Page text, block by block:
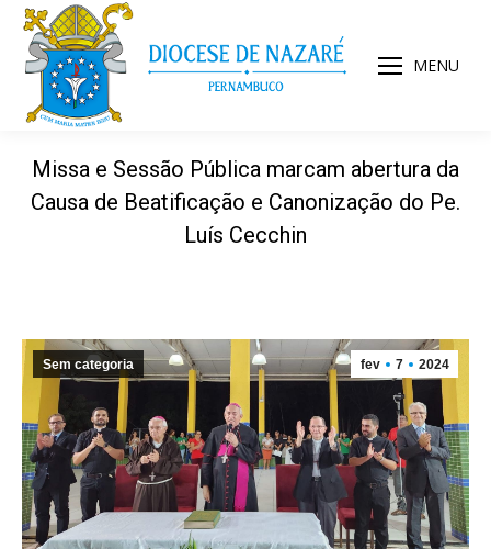
MENU
Missa e Sessão Pública marcam abertura da
Causa de Beatificação e Canonização do Pe.
Luís Cecchin
fev 7 2024
Sem categoria